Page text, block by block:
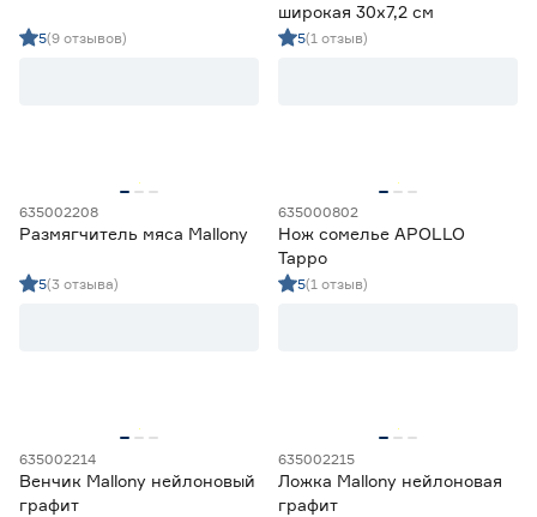
5(9 отзывов)
широкая 30х7,2 см
5(1 отзыв)
635002208
Размягчитель мяса Mallony
5(3 отзыва)
635000802
Нож сомелье APOLLO
Tappo
5(1 отзыв)
635002214
Венчик Mallony нейлоновый
графит
635002215
Ложка Mallony нейлоновая
графит